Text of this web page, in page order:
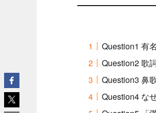
Question1 有
Question2 歌
Question3 鼻
Question4 な